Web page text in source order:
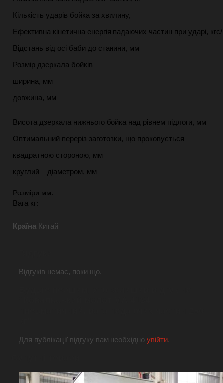
Кількість ударів бойка за хвилину,
Ефективна кінетична енергія падаючих частин при ударі,
Відстань від осі баби до станини, мм
Розмір дзеркала бойків
ширина, мм
довжина, мм
Висота дзеркала нижнього бойка над рівнем підлоги, мм
Оптимальний переріз заготовки, що проковується
квадратною стороною, мм
круглий – діаметром, мм
Розміри мм:
Вага кг:
Країна Китай
Відгуків немає, поки що.
Для публікації відгуку вам необхідно увійти.